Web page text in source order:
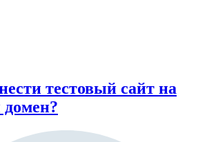
тестовый сайт на
домен?